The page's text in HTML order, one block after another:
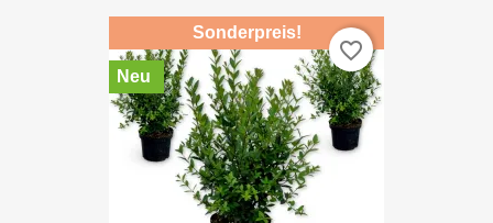
Sonderpreis!
Neu
favorite_border